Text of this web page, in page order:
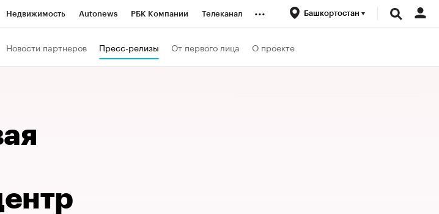
Недвижимость Autonews РБК Компании Телеканал ... Башкортостан
Новости партнеров Пресс-релизы От первого лица О проекте